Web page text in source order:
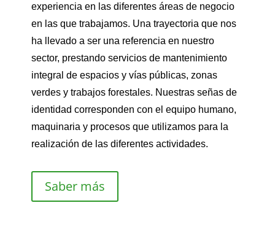
experiencia en las diferentes áreas de negocio
en las que trabajamos. Una trayectoria que nos
ha llevado a ser una referencia en nuestro
sector, prestando servicios de mantenimiento
integral de espacios y vías públicas, zonas
verdes y trabajos forestales. Nuestras señas de
identidad corresponden con el equipo humano,
maquinaria y procesos que utilizamos para la
realización de las diferentes actividades.
Saber más